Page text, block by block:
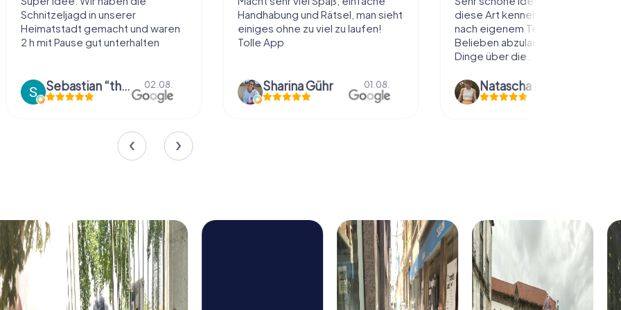
Schnitzeljagd in unserer
Heimatstadt gemacht und waren
2 h mit Pause gut unterhalten
Sebastian “the sleeping Boxer Dog” Röhner 02.08.
Handhabung und Rätsel, man sieht
einiges ohne zu viel zu laufen!
Tolle App
Sharina Gühr 01.08.
diese Art kennenzulernen. Alles
nach eigenem Tempo und
Belieben abzulaufen und dabei
Dinge über die...